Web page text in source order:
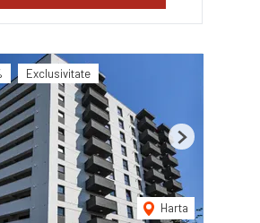
Exclusivitate
Harta
Next